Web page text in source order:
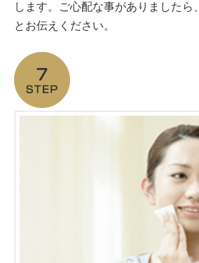
します。ご心配な事がありましたら
とお伝えください。